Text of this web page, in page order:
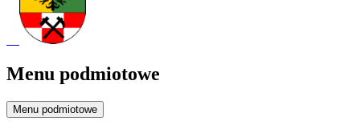
Menu podmiotowe
Menu podmiotowe